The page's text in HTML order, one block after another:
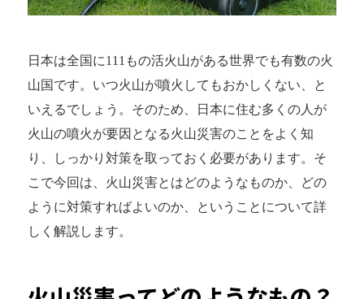
日本は全国に111もの活火山がある世界でも有数の火
山国です。いつ火山が噴火してもおかしくない、と
いえるでしょう。そのため、日本に住む多くの人が
火山の噴火が要因となる火山災害のことをよく知
り、しっかり対策を取っておく必要があります。そ
こで今回は、火山災害とはどのようなものか、どの
ように対策すればよいのか、ということについて詳
しく解説します。